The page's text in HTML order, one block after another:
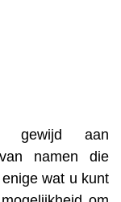
gewijd aan
namen die
wat u kunt